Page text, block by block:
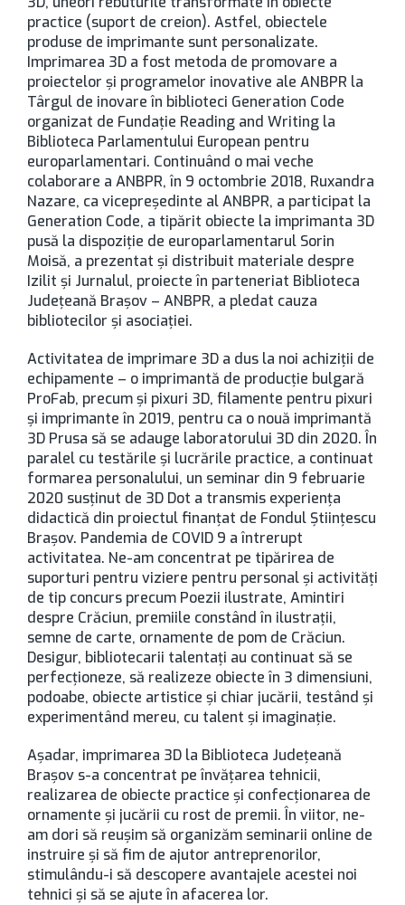
practice (suport de creion). Astfel, obiectele
produse de imprimante sunt personalizate.
Imprimarea 3D a fost metoda de promovare a
proiectelor și programelor inovative ale ANBPR la
Târgul de inovare în biblioteci Generation Code
organizat de Fundație Reading and Writing la
Biblioteca Parlamentului European pentru
europarlamentari. Continuând o mai veche
colaborare a ANBPR, în 9 octombrie 2018, Ruxandra
Nazare, ca vicepreședinte al ANBPR, a participat la
Generation Code, a tipărit obiecte la imprimanta 3D
pusă la dispoziție de europarlamentarul Sorin
Moisă, a prezentat și distribuit materiale despre
Izilit și Jurnalul, proiecte în parteneriat Biblioteca
Județeană Brașov – ANBPR, a pledat cauza
bibliotecilor și asociației.
Activitatea de imprimare 3D a dus la noi achiziții de
echipamente – o imprimantă de producție bulgară
ProFab, precum și pixuri 3D, filamente pentru pixuri
și imprimante în 2019, pentru ca o nouă imprimantă
3D Prusa să se adauge laboratorului 3D din 2020. În
paralel cu testările și lucrările practice, a continuat
formarea personalului, un seminar din 9 februarie
2020 susținut de 3D Dot a transmis experiența
didactică din proiectul finanțat de Fondul Științescu
Brașov. Pandemia de COVID 9 a întrerupt
activitatea. Ne-am concentrat pe tipărirea de
suporturi pentru viziere pentru personal și activități
de tip concurs precum Poezii ilustrate, Amintiri
despre Crăciun, premiile constând în ilustrații,
semne de carte, ornamente de pom de Crăciun.
Desigur, bibliotecarii talentați au continuat să se
perfecționeze, să realizeze obiecte în 3 dimensiuni,
podoabe, obiecte artistice și chiar jucării, testând și
experimentând mereu, cu talent și imaginație.
Așadar, imprimarea 3D la Biblioteca Județeană
Brașov s-a concentrat pe învățarea tehnicii,
realizarea de obiecte practice și confecționarea de
ornamente și jucării cu rost de premii. În viitor, ne-
am dori să reușim să organizăm seminarii online de
instruire și să fim de ajutor antreprenorilor,
stimulându-i să descopere avantajele acestei noi
tehnici și să se ajute în afacerea lor.